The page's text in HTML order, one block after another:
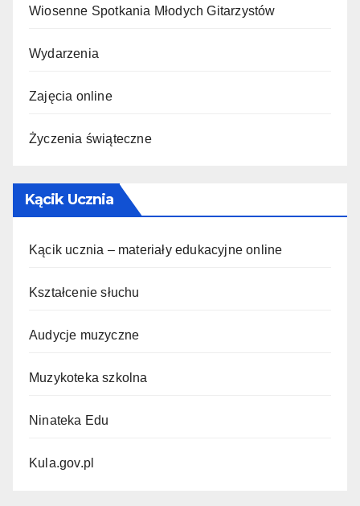
Wiosenne Spotkania Młodych Gitarzystów
Wydarzenia
Zajęcia online
Życzenia świąteczne
Kącik Ucznia
Kącik ucznia – materiały edukacyjne online
Kształcenie słuchu
Audycje muzyczne
Muzykoteka szkolna
Ninateka Edu
Kula.gov.pl